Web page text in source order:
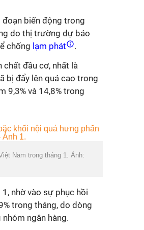
biến động trong
do thị trường dự báo
chống lạm phát
.
chất đầu cơ, nhất là
bị đẩy lên quá cao trong
9,3% và 14,8% trong
Nam trong tháng 1. Ảnh:
nhờ vào sự phục hồi
trong tháng, do dòng
ngân hàng.